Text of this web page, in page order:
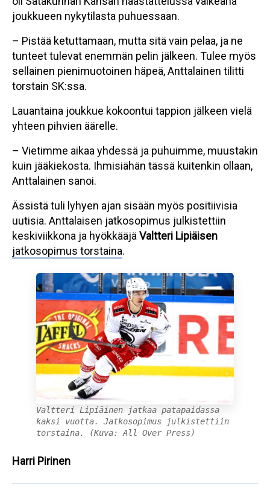
joukkueen nykytilasta puhuessaan.
– Pistää ketuttamaan, mutta sitä vain pelaa, ja ne
tunteet tulevat enemmän pelin jälkeen. Tulee myös
sellainen pienimuotoinen häpeä, Anttalainen tilitti
torstain SK:ssa.
Lauantaina joukkue kokoontui tappion jälkeen vielä
yhteen pihvien äärelle.
– Vietimme aikaa yhdessä ja puhuimme, muustakin
kuin jääkiekosta. Ihmisiähän tässä kuitenkin ollaan,
Anttalainen sanoi.
Ässistä tuli lyhyen ajan sisään myös positiivisia
uutisia. Anttalaisen jatkosopimus julkistettiin
keskiviikkona ja hyökkääjä Valtteri Lipiäisen
jatkosopimus torstaina.
Valtteri Lipiäinen jatkaa patapaidassa
kaksi vuotta. Jatkosopimus julkistettiin
torstaina. (Kuva: All Over Press)
Harri Pirinen